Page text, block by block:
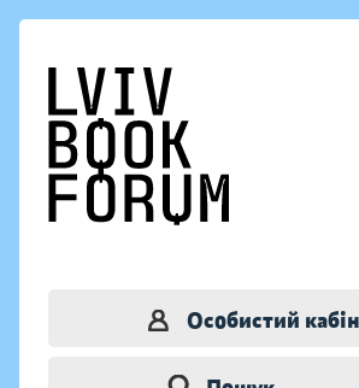
Особистий